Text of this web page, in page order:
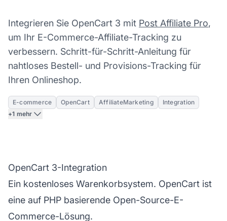
Integrieren Sie OpenCart 3 mit Post Affiliate Pro,
um Ihr E-Commerce-Affiliate-Tracking zu
verbessern. Schritt-für-Schritt-Anleitung für
nahtloses Bestell- und Provisions-Tracking für
Ihren Onlineshop.
E-commerce OpenCart AffiliateMarketing
Integration
+1 mehr
OpenCart 3-Integration
Ein kostenloses Warenkorbsystem. OpenCart ist
eine auf PHP basierende Open-Source-E-
Commerce-Lösung.